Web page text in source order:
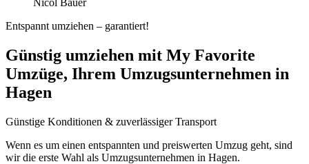
Entspannt umziehen – garantiert!
Günstig umziehen mit My Favorite
Umzüge, Ihrem Umzugsunternehmen in
Hagen
Günstige Konditionen & zuverlässiger Transport
Wenn es um einen entspannten und preiswerten Umzug geht, sind
wir die erste Wahl als Umzugsunternehmen in Hagen.